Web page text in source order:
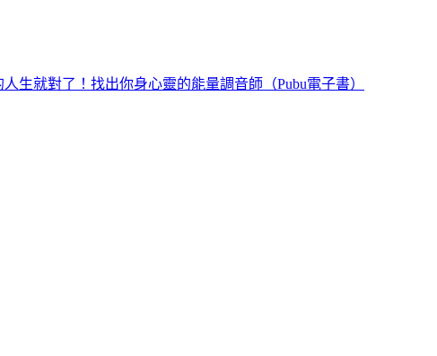
生就對了！找出你身心靈的能量調音師（Pubu電子書）